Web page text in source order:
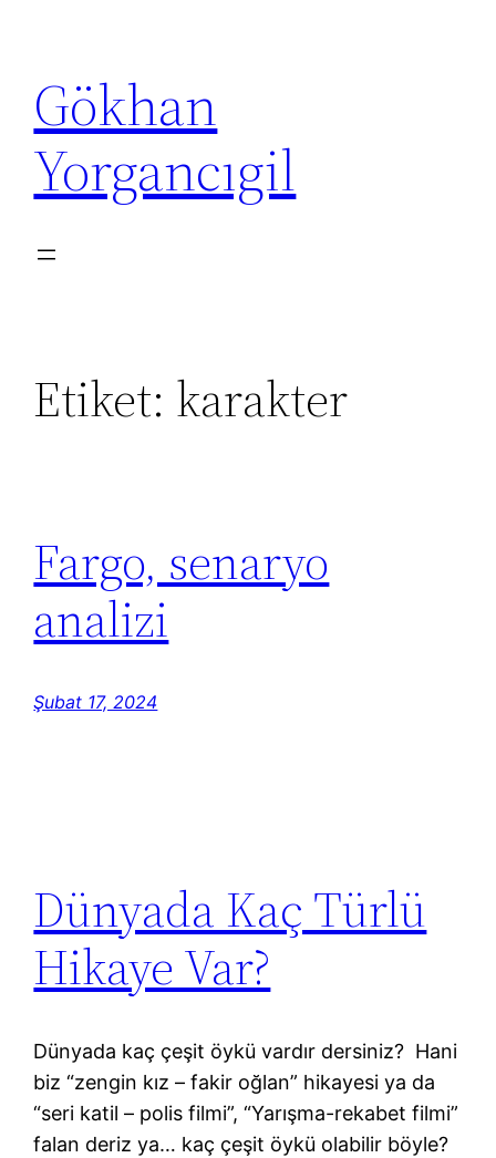
Gökhan
Yorgancıgil
Etiket: karakter
Fargo, senaryo
analizi
Şubat 17, 2024
Dünyada Kaç Türlü
Hikaye Var?
Dünyada kaç çeşit öykü vardır dersiniz? Hani
biz “zengin kız – fakir oğlan” hikayesi ya da
“seri katil – polis filmi”, “Yarışma-rekabet filmi”
falan deriz ya… kaç çeşit öykü olabilir böyle?